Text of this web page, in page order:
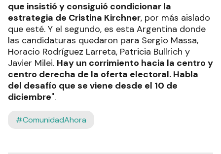
que insistió y consiguió condicionar la
estrategia de Cristina Kirchner, por más aislado
que esté. Y el segundo, es esta Argentina donde
las candidaturas quedaron para Sergio Massa,
Horacio Rodríguez Larreta, Patricia Bullrich y
Javier Milei. Hay un corrimiento hacia la centro y
centro derecha de la oferta electoral. Habla
del desafío que se viene desde el 10 de
diciembre".
#ComunidadAhora